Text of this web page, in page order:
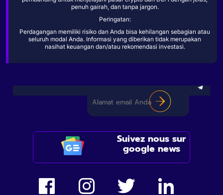
penuh gairah, dan tanpa jargon.
Peringatan:
Perdagangan memiliki risiko dan Anda bisa kehilangan sebagian atau
seluruh modal Anda. Informasi yang diberikan tidak merupakan
nasihat keuangan dan/atau rekomendasi investasi.
Suivez nous sur
google news